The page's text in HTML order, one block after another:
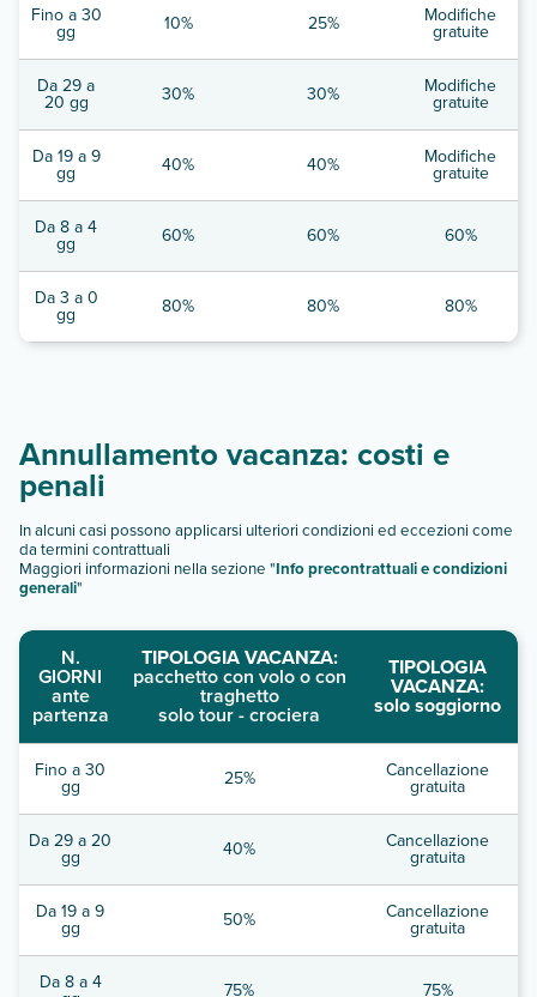
Fino a 30
gg 10% 25% Modifiche
gratuite
Da 29 a
20 gg 30% 30% Modifiche
gratuite
Da 19 a 9
gg 40% 40% Modifiche
gratuite
Da 8 a 4
gg 60% 60% 60%
Da 3 a 0
gg 80% 80% 80%
Annullamento vacanza: costi e
penali
In alcuni casi possono applicarsi ulteriori condizioni ed eccezioni come
da termini contrattuali
Maggiori informazioni nella sezione "Info precontrattuali e condizioni
generali"
N.
GIORNI
ante
partenza
TIPOLOGIA VACANZA:
pacchetto con volo o con
traghetto
solo tour - crociera
TIPOLOGIA
VACANZA:
solo soggiorno
Fino a 30
gg 25% Cancellazione
gratuita
Da 29 a 20
gg 40% Cancellazione
gratuita
Da 19 a 9
gg 50% Cancellazione
gratuita
Da 8 a 4 75% 75%